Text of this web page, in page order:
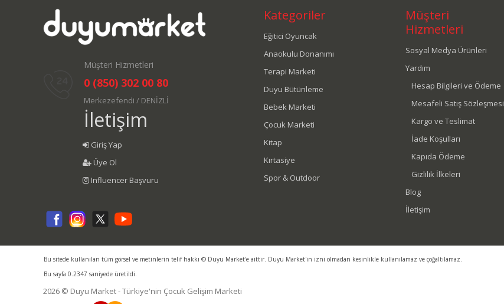
Müşteri Hizmetleri
0 (850) 302 00 80
Merkezefendi / DENİZLİ
İletişim
Giriş Yap
Üye Ol
Influencer Başvuru
Kategoriler
Eğitici Oyuncak
Anaokulu Donanımı
Terapi Marketi
Duyu Bütünleme
Bebek Marketi
Çocuk Marketi
Kitap
Kırtasiye
Spor & Outdoor
Müşteri
Hizmetleri
Sosyal Medya Ürünleri
Yardım
Hesap Bilgileri ve Ödeme
Mesafeli Satış Sözleşmesi
Kargo ve Teslimat
İade Koşulları
Kapıda Ödeme
Gizlilik İlkeleri
Blog
İletişim
Bu sitede kullanılan tüm görsel ve metinlerin telif hakkı © Duyu Market'e aittir. Duyu Market'in izni olmadan kesinlikle kullanılamaz ve çoğaltılamaz.
Bu sayfa 0.2347 saniyede üretildi.
2026 © Duyu Market - Türkiye'nin Çocuk Gelişim Marketi